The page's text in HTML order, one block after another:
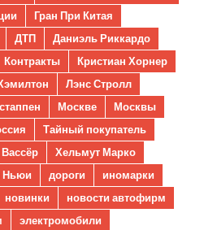
Гран При Китая
ДТП
Даниэль Риккардо
Контракты
Кристиан Хорнер
Лэнс Стролл
Москве
Москвы
Тайный покупатель
Хельмут Марко
Ньюи дороги
иномарки
новинки
новости автофирм
электромобили